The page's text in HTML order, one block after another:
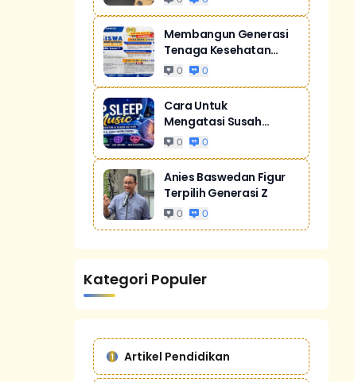
Membangun Generasi
Tenaga Kesehatan
Unggul Dan Men...
0 0
Cara Untuk
Mengatasi Susah
Tidur Akibat Stres
0 0
Anies Baswedan Figur
Terpilih Generasi Z
0 0
Kategori Populer
Artikel Pendidikan